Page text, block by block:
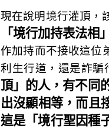
現在說明境行灌頂，
「境行加持表法相
作加持而不接收這位
利生行道，還是詐騙
頂」的人，有不同
出沒顯相等，而且
這是「境行聖因種